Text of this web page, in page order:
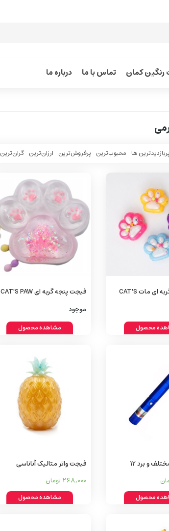
رنگین کمان تماس با ما درباره ما
پربازدیدترین ها محبوب‌‌ترین پرفروش‌ترین ارزان‌ترین گران‌ترین
فیجت پنجه گربه‌ ای مات CAT'S
محصول
فیجت پنجه گربه‌ ای CAT'S PAW
موجود
مشاهده محصول
لیزر با افکت مختلف و برد 12
محصول
فیجت واتر متالیک آناناسی
268,000تومان
مشاهده محصول